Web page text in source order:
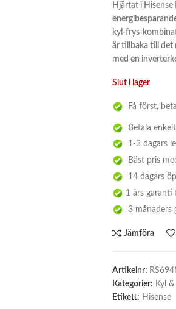
Hjärtat i
kyl-frys-
är tillbaka till det
med en
Slut i lager
Få först,
Betala
1-3 dagars
Bäst pris
14 dagars
1 års
3 månaders
Jämföra
Artikelnr:
Kategorier: Kyl
Etikett: Hisense